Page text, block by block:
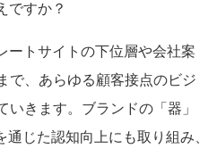
ですか？
ートサイトの下位層や会社案
で、あらゆる顧客接点のビジ
いきます。ブランドの「器」
じた認知向上にも取り組み、